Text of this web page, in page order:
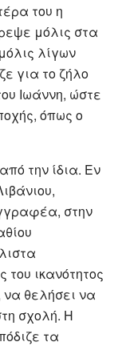
του η
μόλις στα
λίγων
για το ζήλο
Ιωάννη, ώστε
όπως ο
την ίδια. Εν
στην
του ικανότητος
να θελήσει να
σχολή. Η
τα